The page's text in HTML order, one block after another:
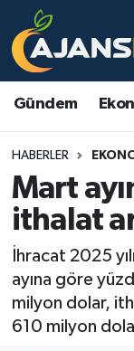
Gündem
HABERLER
Mart
ithalat
İhracat 2025
ayına göre
milyon dolar,
610 milyon
Asayiş
Eğitim
Ekonomi
Gündem
Kadın
Malatya
Malatya
Malatya
TFF 3.Lig
Tüm